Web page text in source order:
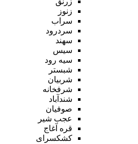
زنوز
سراب
سردرود
سهند
سیس
سیه رود
شبستر
شربیان
شرفخانه
شندآباد
صوفیان
عجب شیر
قره آغاج
کشکسرای